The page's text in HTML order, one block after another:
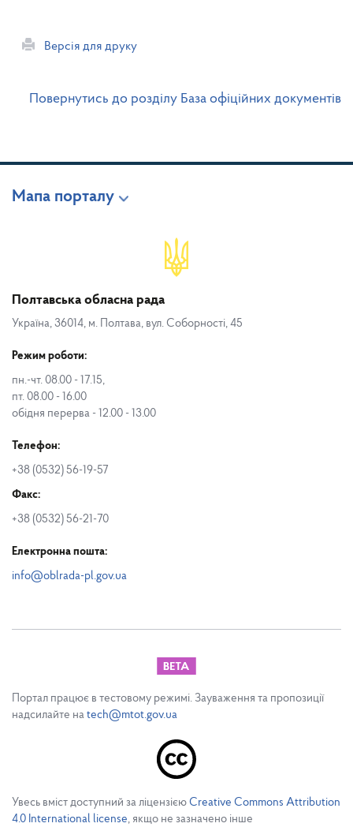
Версія для друку
Повернутись до розділу База офіційних документів
Мапа порталу
Полтавська обласна рада
Україна, 36014, м. Полтава, вул. Соборності, 45
Режим роботи:
пн.-чт. 08.00 - 17.15,
пт. 08.00 - 16.00
обідня перерва - 12.00 - 13.00
Телефон:
+38 (0532) 56-19-57
Факс:
+38 (0532) 56-21-70
Електронна пошта:
info@oblrada-pl.gov.ua
Портал працює в тестовому режимі. Зауваження та пропозиції
надсилайте на tech@mtot.gov.ua
Увесь вміст доступний за ліцензією Creative Commons Attribution
4.0 International license, якщо не зазначено інше